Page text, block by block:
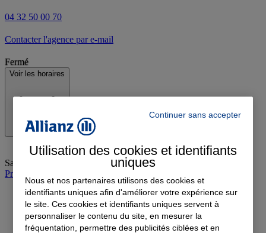
04 32 50 00 70
Contacter l'agence par e-mail
Fermé
Voir les horaires
Samedi
Prendre rendez-vous à l'agence
Continuer sans accepter
Utilisation des cookies et identifiants
uniques
Nous et nos partenaires utilisons des cookies et
identifiants uniques afin d'améliorer votre expérience sur
le site. Ces cookies et identifiants uniques servent à
personnaliser le contenu du site, en mesurer la
fréquentation, permettre des publicités ciblées et en